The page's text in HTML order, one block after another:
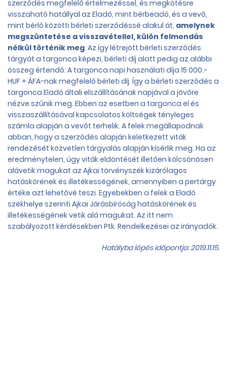
szerződés megfelelő értelmezéssel, és megkötésre
visszaható hatállyal az Eladó, mint bérbeadó, és a vevő,
mint bérlő közötti bérleti szerződéssé alakul át, amelynek
megszüntetése a visszavétellel, külön felmondás
nélkül történik meg. Az így létrejött bérleti szerződés
tárgyát a targonca képezi, bérleti díj alatt pedig az alábbi
összeg értendő: A targonca napi használati díja 15 000.-
HUF + ÁFA-nak megfelelő bérleti díj. Így a bérleti szerződés a
targonca Eladó általi elszállításának napjával a jövőre
nézve szűnik meg. Ebben az esetben a targonca el és
visszaszállításával kapcsolatos költségek tényleges
számla alapján a vevőt terhelik. A felek megállapodnak
abban, hogy a szerződés alapján keletkezett viták
rendezését közvetlen tárgyalás alapján kísérlik meg. Ha az
eredménytelen, úgy viták eldöntését illetően kölcsönösen
alávetik magukat az Ajkai törvényszék kizárólagos
hatáskörének és illetékességének, amennyiben a pertárgy
értéke azt lehetővé teszi. Egyebekben a felek a Eladó
székhelye szerinti Ajkai Járásbíróság hatáskörének és
illetékességének vetik alá magukat. Az itt nem
szabályozott kérdésekben Ptk. Rendelkezései az irányadók.
Hatályba lépés időpontja: 2019.11.15.